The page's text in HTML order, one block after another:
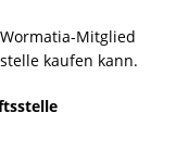
Mitglied
kaufen kann.